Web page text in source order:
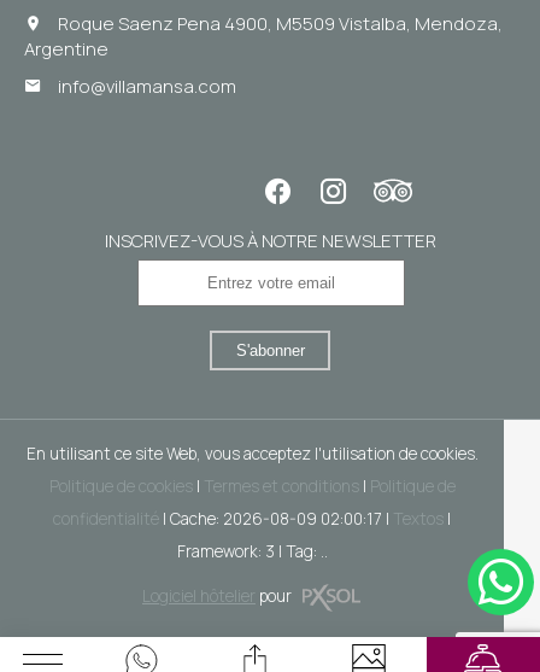
Roque Saenz Pena 4900, M5509 Vistalba, Mendoza,
Argentine
info@villamansa.com
INSCRIVEZ-VOUS À NOTRE NEWSLETTER
S'abonner
En utilisant ce site Web, vous acceptez l'utilisation de cookies.
Politique de cookies| Termes et conditions| Politique de
confidentialité | Cache: 2026-08-09 02:00:17 | Textos |
Framework: 3 | Tag: ..
Logiciel hôtelier pour